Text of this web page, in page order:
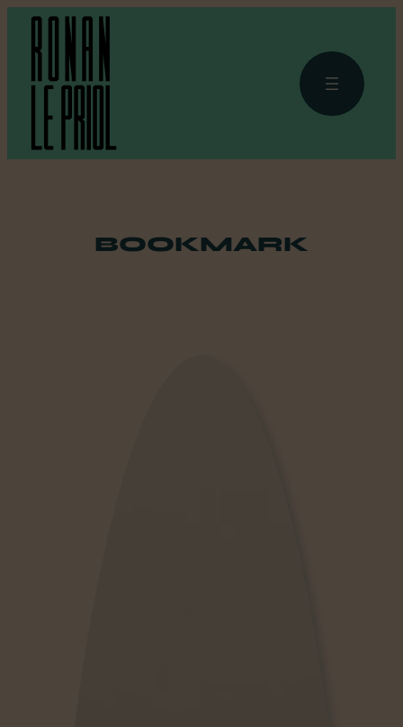
BOOKMARK